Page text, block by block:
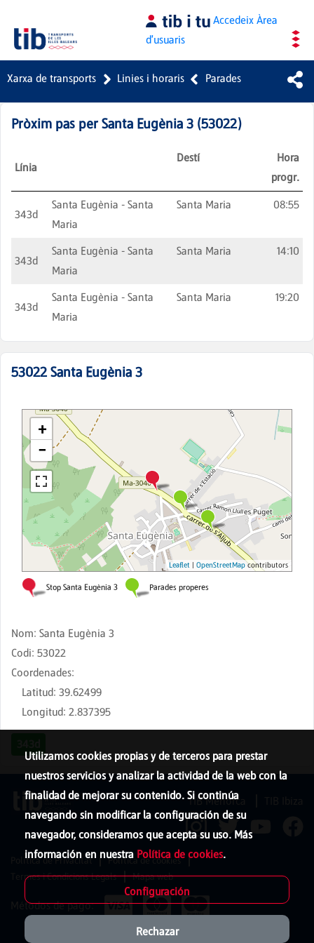
AccedeixÀrea
d'usuaris
Xarxa de transports Linies i horaris Parades
Pròxim pas per Santa Eugènia 3 (53022)
Línia
Destí
Hora
progr.
343d
Santa Eugènia - Santa
Maria
Santa Maria 08:55
343d
Santa Eugènia - Santa
Maria
Santa Maria 14:10
343d
Santa Eugènia - Santa
Maria
Santa Maria 19:20
53022 Santa Eugènia 3
Nom: Santa Eugènia 3
Codi: 53022
Coordenades:
Latitud: 39.62499
Longitud: 2.837395
Utilizamos cookies propias y de terceros para prestar
nuestros servicios y analizar la actividad de la web con la
finalidad de mejorar su contenido. Si continúa
navegando sin modificar la configuración de su
navegador, consideramos que acepta su uso. Más
información en nuestra Política de cookies.
Configuración
Rechazar
TIB Menorca
Política de Privacitat
Política de cookies
Termes i Condicions Legals
Mapa web
Métodos de pago: